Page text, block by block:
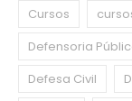
Cursos
Defensoria
Defesa Civil